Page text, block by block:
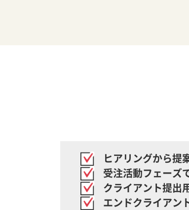
ヒアリングから提
受注活動フェーズ
クライアント提出
エンドクライアン